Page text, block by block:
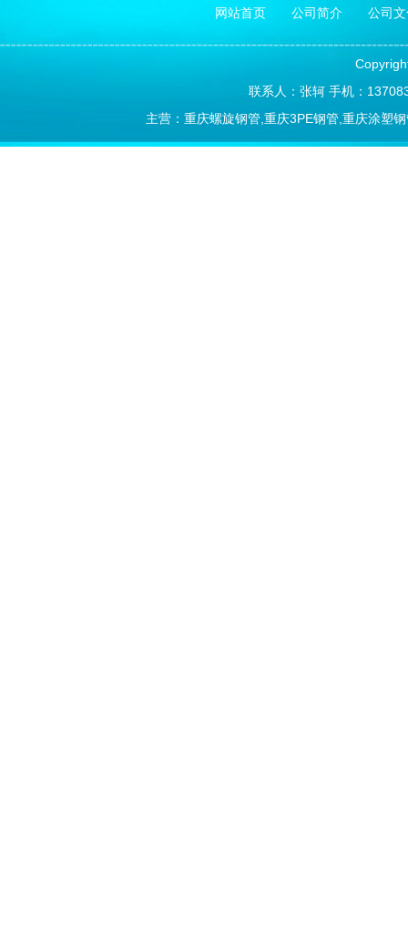
网站首页 公司简介 公司
联系人：张轲 手机：
主营：重庆螺旋钢管,重庆3PE钢管,重庆涂塑